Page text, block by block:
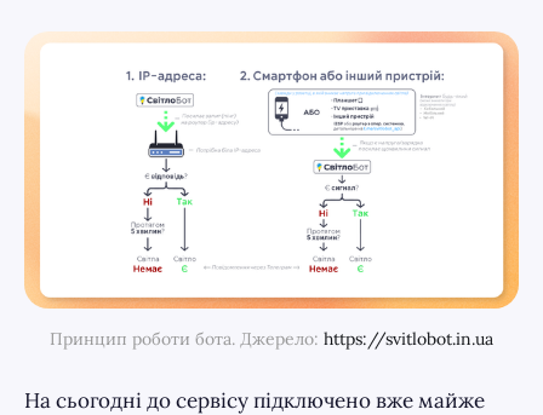
Принцип роботи бота. Джерело: https://svitlobot.in.ua
На сьогодні до сервісу підключено вже майже